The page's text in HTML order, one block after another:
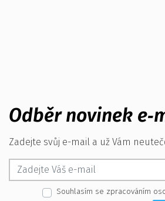
Odběr novinek
Zadejte svůj e-mail a už Vám
Souhlasím se zpracováním